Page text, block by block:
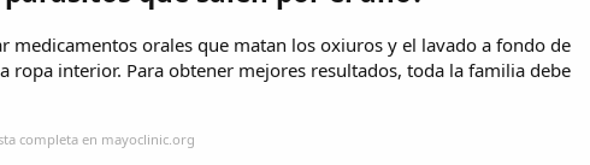
medicamentos orales que matan los oxiuros y el lavado a fondo de
ropa interior. Para obtener mejores resultados, toda la familia debe
completa en mayoclinic.org